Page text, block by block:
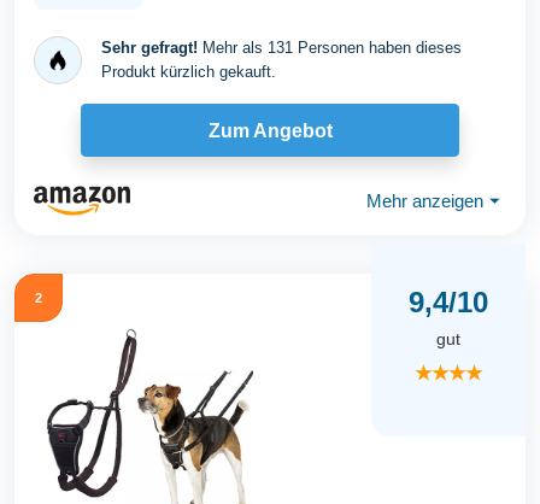
Sehr gefragt! Mehr als 131 Personen haben dieses
Produkt kürzlich gekauft.
Zum Angebot
Mehr anzeigen ⏷
2 9,4/10
gut
★★★★